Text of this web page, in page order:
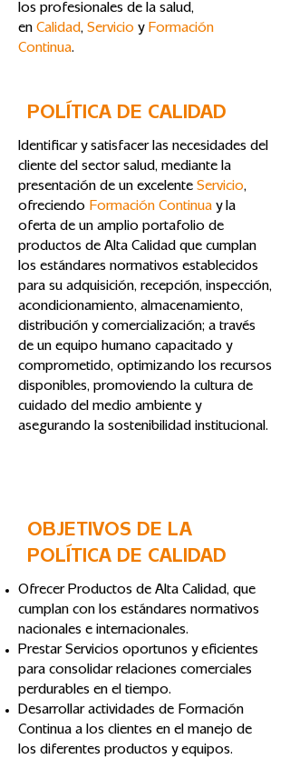
los profesionales de la salud,
en Calidad, Servicio y Formación
Continua.
POLÍTICA DE CALIDAD
Identificar y satisfacer las necesidades del
cliente del sector salud, mediante la
presentación de un excelente Servicio,
ofreciendo Formación Continua y la
oferta de un amplio portafolio de
productos de Alta Calidad que cumplan
los estándares normativos establecidos
para su adquisición, recepción, inspección,
acondicionamiento, almacenamiento,
distribución y comercialización; a través
de un equipo humano capacitado y
comprometido, optimizando los recursos
disponibles, promoviendo la cultura de
cuidado del medio ambiente y
asegurando la sostenibilidad institucional.
OBJETIVOS DE LA
POLÍTICA DE CALIDAD
Ofrecer Productos de Alta Calidad, que
cumplan con los estándares normativos
nacionales e internacionales.
Prestar Servicios oportunos y eficientes
para consolidar relaciones comerciales
perdurables en el tiempo.
Desarrollar actividades de Formación
Continua a los clientes en el manejo de
los diferentes productos y equipos.